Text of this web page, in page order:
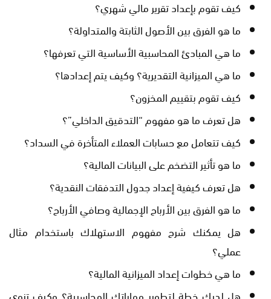
كيف تقوم بإعداد تقرير مالي شهري؟
ما هو الفرق بين الأصول الثابتة والمتداولة؟
ما هي المبادئ المحاسبية الأساسية التي تعرفها؟
ما هي الميزانية التقديرية؟ وكيف يتم إعدادها؟
كيف تقوم بتقييم المخزون؟
هل تعرف ما هو مفهوم “التدقيق الداخلي”؟
كيف تتعامل مع حسابات العملاء المتأخرة في السداد؟
ما هو تأثير التضخم على البيانات المالية؟
هل تعرف كيفية إعداد جدول التدفقات النقدية؟
ما هو الفرق بين الأرباح الإجمالية وصافي الأرباح؟
هل يمكنك شرح مفهوم الاستهلاك باستخدام مثال
عملي؟
ما هي خطوات إعداد الميزانية المالية؟